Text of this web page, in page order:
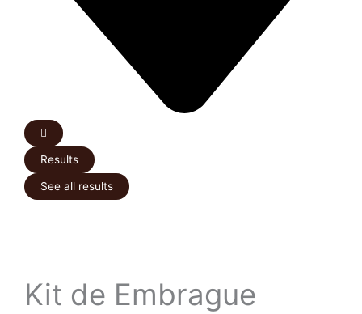
Results
See all results
Kit de Embrague